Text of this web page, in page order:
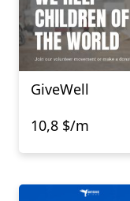
GiveWell
10,8 $/m